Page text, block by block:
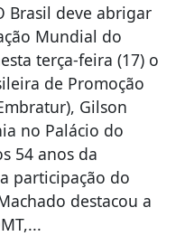
Brasil deve abrigar
Mundial do
terça-feira (17) o
de Promoção
Gilson
no Palácio do
54 anos da
participação do
destacou a